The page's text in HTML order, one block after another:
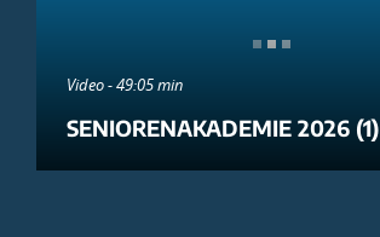
Video - 49:05 min
SENIORENAKADEMIE 2026 (1)